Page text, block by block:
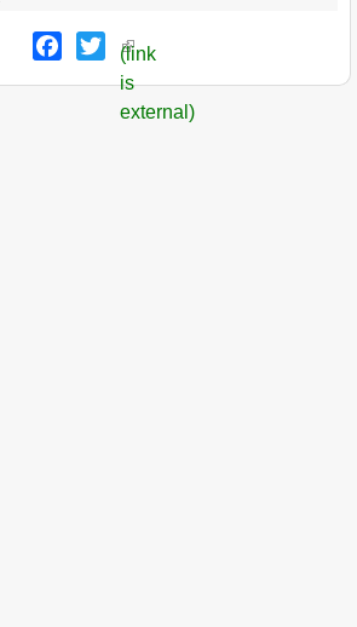
Facebook
Twitter
(link
is
external)